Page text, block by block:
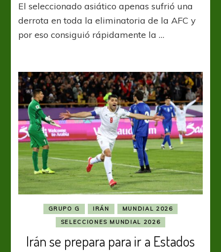
tropezón
no
caída
El seleccionado asiático apenas sufrió una
derrota en toda la eliminatoria de la AFC y
por eso consiguió rápidamente la …
GRUPO G IRÁN
MUNDIAL 2026
SELECCIONES MUNDIAL 2026
Irán se prepara para ir a Estados